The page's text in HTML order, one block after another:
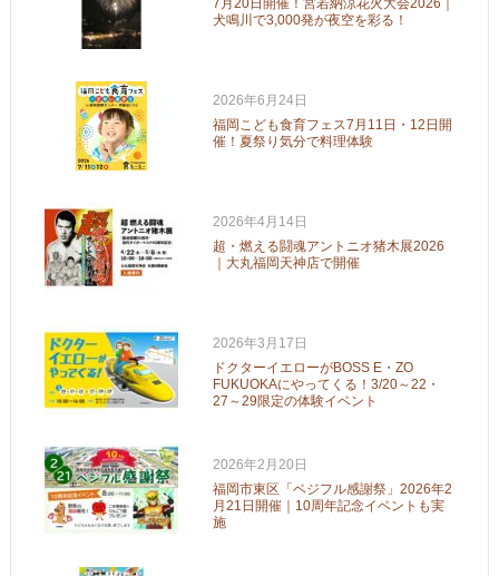
犬鳴川で3,000発が夜空を彩る！
2026年6月24日
福岡こども食育フェス7月11日・12日開
催！夏祭り気分で料理体験
2026年4月14日
超・燃える闘魂アントニオ猪木展2026
｜大丸福岡天神店で開催
2026年3月17日
ドクターイエローがBOSS E・ZO
FUKUOKAにやってくる！3/20～22・
27～29限定の体験イベント
2026年2月20日
福岡市東区「ベジフル感謝祭」2026年2
月21日開催｜10周年記念イベントも実
施